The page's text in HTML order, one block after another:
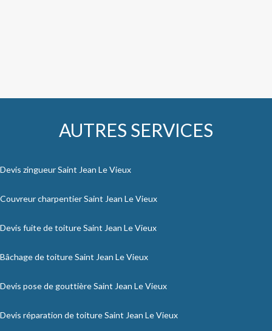
AUTRES SERVICES
Devis zingueur Saint Jean Le Vieux
Couvreur charpentier Saint Jean Le Vieux
Devis fuite de toiture Saint Jean Le Vieux
Bâchage de toiture Saint Jean Le Vieux
Devis pose de gouttière Saint Jean Le Vieux
Devis réparation de toiture Saint Jean Le Vieux